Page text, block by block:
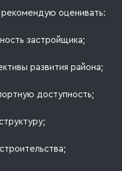
рекомендую оценивать:
застройщика;
развития района;
доступность;